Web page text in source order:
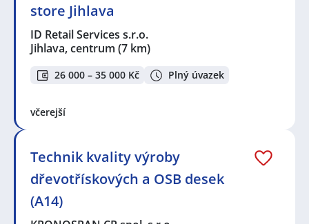
store Jihlava
ID Retail Services s.r.o.
Jihlava, centrum (7 km)
26 000 – 35 000 Kč Plný úvazek
včerejší
Technik kvality výroby
dřevotřískových a OSB desek
(A14)